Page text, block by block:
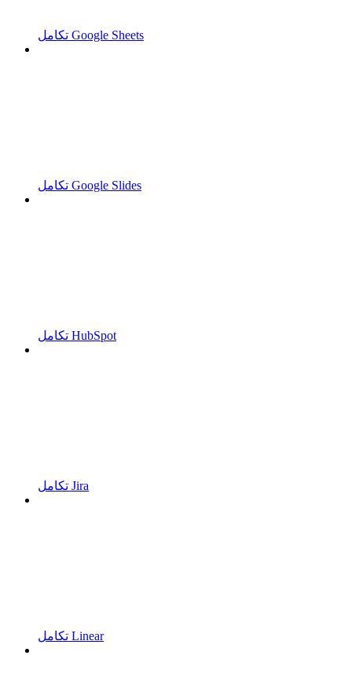
تكامل Google Sheets
تكامل Google Slides
تكامل HubSpot
تكامل Jira
تكامل Linear